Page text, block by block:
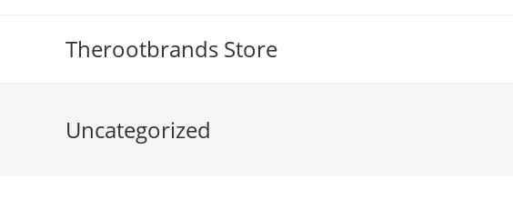
Therootbrands Store
Uncategorized